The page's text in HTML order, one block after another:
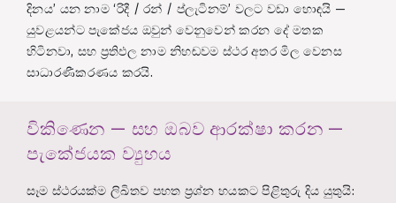
දිනය’ යන නාම ‘රිදී / රන් / ප්ලැටිනම්’ වලට වඩා හොඳයි —
යුවළයන්ට පැකේජය ඔවුන් වෙනුවෙන් කරන දේ මතක
හිටිනවා, සහ ප්‍රතිඵල නාම නිහඬවම ස්ථර අතර මිල වෙනස
සාධාරණීකරණය කරයි.
විකිණෙන — සහ ඔබව ආරක්ෂා කරන —
පැකේජයක ව්‍යුහය
සෑම ස්ථරයක්ම ලිඛිතව පහත ප්‍රශ්න හයකට පිළිතුරු දිය යුතුයි: